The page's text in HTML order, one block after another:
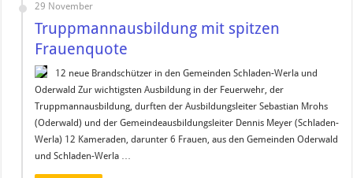
29 November
Truppmannausbildung mit spitzen
Frauenquote
12 neue Brandschützer in den Gemeinden Schladen-Werla und
Oderwald Zur wichtigsten Ausbildung in der Feuerwehr, der
Truppmannausbildung, durften der Ausbildungsleiter Sebastian Mrohs
(Oderwald) und der Gemeindeausbildungsleiter Dennis Meyer (Schladen-
Werla) 12 Kameraden, darunter 6 Frauen, aus den Gemeinden Oderwald
und Schladen-Werla …